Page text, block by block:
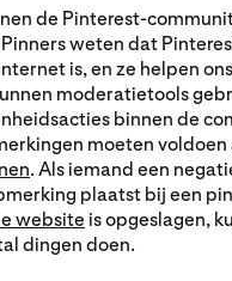
de Pinterest-
weten dat
is, en ze helpen
moderatietools
binnen de
moeten voldoen
. Als iemand een
plaatst bij een
website is opgeslagen,
dingen doen.